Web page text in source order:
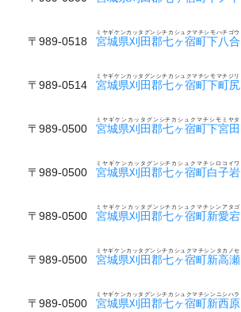
〒989-0518 宮城県刈田郡七ヶ宿町下八合
ミヤギケンカッタグンシチカシュクマチシモハチゴウ
〒989-0514 宮城県刈田郡七ヶ宿町下町尻
ミヤギケンカッタグンシチカシュクマチシモマチジリ
〒989-0500 宮城県刈田郡七ヶ宿町下宮田
ミヤギケンカッタグンシチカシュクマチシモミヤタ
〒989-0500 宮城県刈田郡七ヶ宿町白子岩
ミヤギケンカッタグンシチカシュクマチシロコイワ
〒989-0500 宮城県刈田郡七ヶ宿町新愛宕
ミヤギケンカッタグンシチカシュクマチシンアタゴ
〒989-0500 宮城県刈田郡七ヶ宿町新高瀬
ミヤギケンカッタグンシチカシュクマチシンタカノセ
〒989-0500 宮城県刈田郡七ヶ宿町新西原
ミヤギケンカッタグンシチカシュクマチシンニシハラ